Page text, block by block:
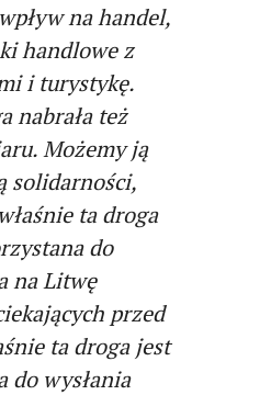
na handel,
handlowe z
i turystykę.
nabrała też
Możemy ją
solidarności,
ta droga
do
na Litwę
przed
ta droga jest
do wysłania